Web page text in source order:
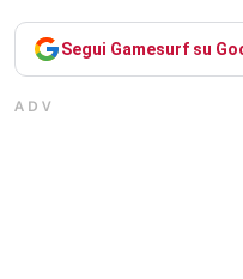
Segui Gamesurf su
ADV